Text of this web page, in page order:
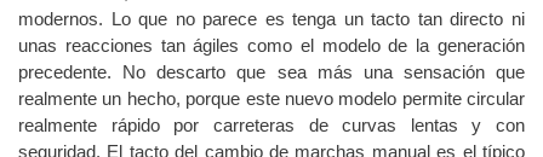
satisfactorias, en la línea con lo normal en los coches
modernos. Lo que no parece es tenga un tacto tan directo ni
unas reacciones tan ágiles como el modelo de la generación
precedente. No descarto que sea más una sensación que
realmente un hecho, porque este nuevo modelo permite circular
realmente rápido por carreteras de curvas lentas y con